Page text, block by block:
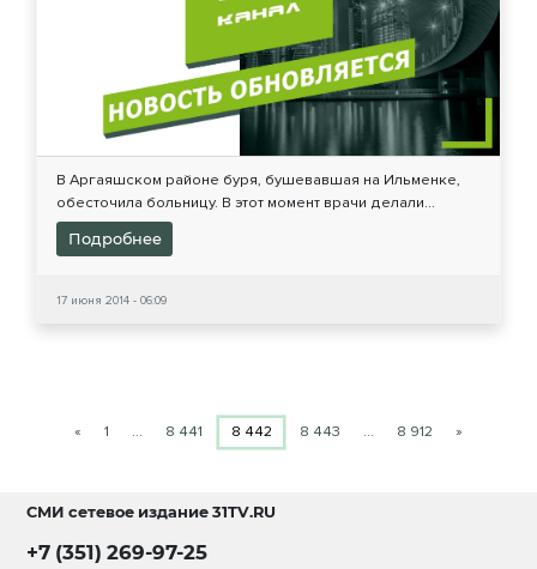
В Аргаяшском районе буря, бушевавшая на Ильменке,
обесточила больницу. В этот момент врачи делали...
Подробнее
17 июня 2014 - 06:09
« 1 … 8 441 8 442 8 443 … 8 912 »
СМИ сетевое издание31TV.RU
+7 (351) 269-97-25